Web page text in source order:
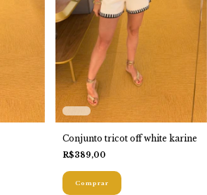
Conjunto tricot off white karine
R$389,00
Comprar